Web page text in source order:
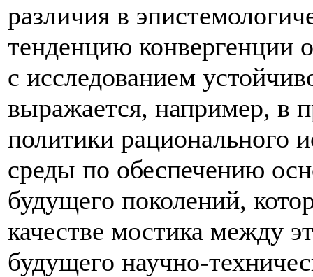
различия в
тенденцию конвергенции
с исследованием
выражается, например, в
политики рационального
среды по обеспечению
будущего поколений,
качестве мостика между
будущего научно-